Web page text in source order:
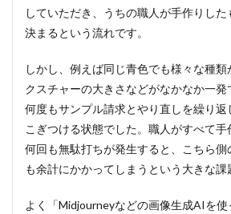
していただき、うちの職人が手作りし
決まるという流れです。
しかし、例えば同じ青色でも様々な種
クスチャーの大きさなどがなかなか一発
何度もサンプル請求とやり直しを繰り返
こぎつける状態でした。職人がすべて手
何回も無駄打ちが発生すると、こちら
も余計にかかってしまうという大きな課
よく「Midjourneyなどの画像生成AIを使